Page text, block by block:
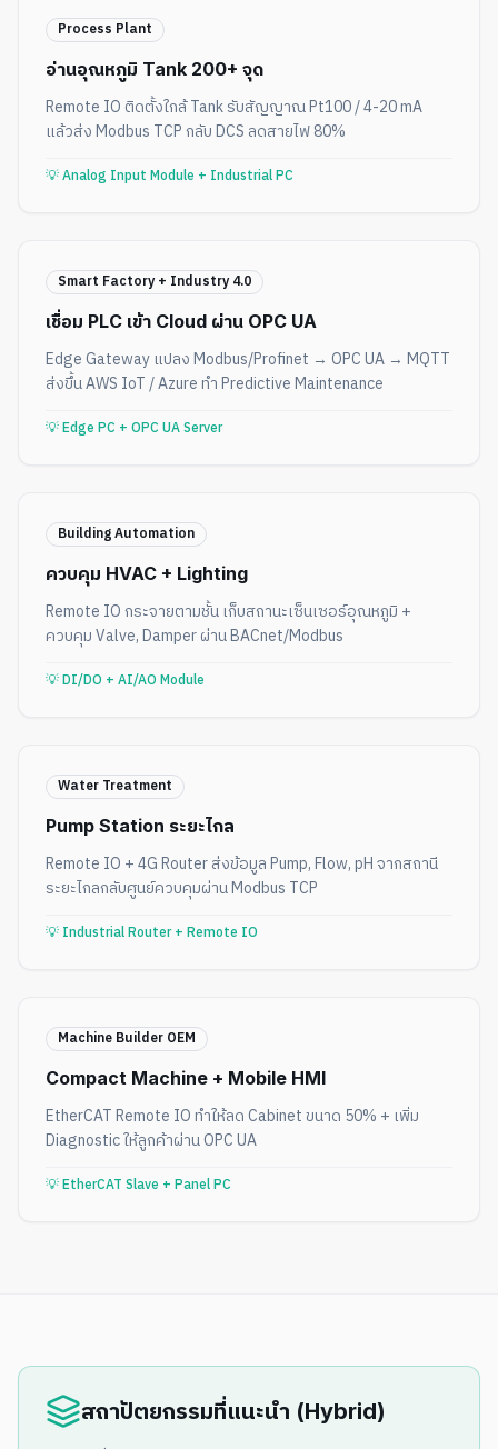
Process Plant
อ่านอุณหภูมิ Tank 200+ จุด
Remote IO ติดตั้งใกล้ Tank รับสัญญาณ Pt100 / 4-20 mA
แล้วส่ง Modbus TCP กลับ DCS ลดสายไฟ 80%
💡Analog Input Module + Industrial PC
Smart Factory + Industry 4.0
เชื่อม PLC เข้า Cloud ผ่าน OPC UA
Edge Gateway แปลง Modbus/Profinet → OPC UA → MQTT
ส่งขึ้น AWS IoT / Azure ทำ Predictive Maintenance
💡Edge PC + OPC UA Server
Building Automation
ควบคุม HVAC + Lighting
Remote IO กระจายตามชั้น เก็บสถานะเซ็นเซอร์อุณหภูมิ +
ควบคุม Valve, Damper ผ่าน BACnet/Modbus
💡DI/DO + AI/AO Module
Water Treatment
Pump Station ระยะไกล
Remote IO + 4G Router ส่งข้อมูล Pump, Flow, pH จากสถานี
ระยะไกลกลับศูนย์ควบคุมผ่าน Modbus TCP
💡 Industrial Router + Remote IO
Machine Builder OEM
Compact Machine + Mobile HMI
EtherCAT Remote IO ทำให้ลด Cabinet ขนาด 50% + เพิ่ม
Diagnostic ให้ลูกค้าผ่าน OPC UA
💡EtherCAT Slave + Panel PC
สถาปัตยกรรมที่แนะนำ (Hybrid)